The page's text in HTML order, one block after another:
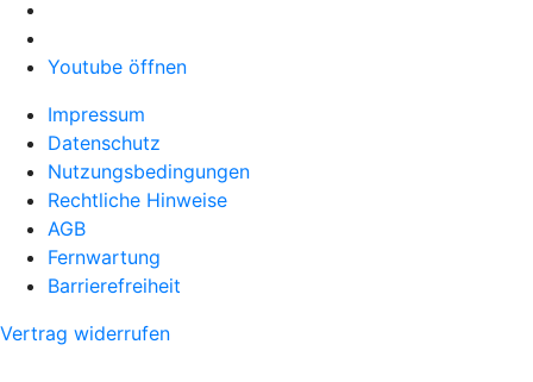
Youtube öffnen
Impressum
Datenschutz
Nutzungsbedingungen
Rechtliche Hinweise
AGB
Fernwartung
Barrierefreiheit
Vertrag widerrufen